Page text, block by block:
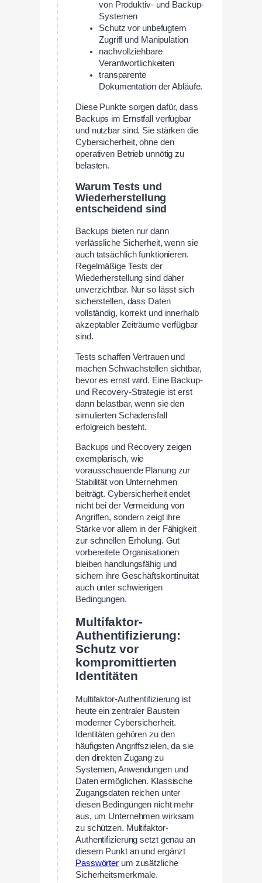
von Produktiv- und Backup-
Systemen
Schutz vor unbefugtem
Zugriff und Manipulation
nachvollziehbare
Verantwortlichkeiten
transparente
Dokumentation der Abläufe.
Diese Punkte sorgen dafür, dass
Backups im Ernstfall verfügbar
und nutzbar sind. Sie stärken die
Cybersicherheit, ohne den
operativen Betrieb unnötig zu
belasten.
Warum Tests und
Wiederherstellung
entscheidend sind
Backups bieten nur dann
verlässliche Sicherheit, wenn sie
auch tatsächlich funktionieren.
Regelmäßige Tests der
Wiederherstellung sind daher
unverzichtbar. Nur so lässt sich
sicherstellen, dass Daten
vollständig, korrekt und innerhalb
akzeptabler Zeiträume verfügbar
sind.
Tests schaffen Vertrauen und
machen Schwachstellen sichtbar,
bevor es ernst wird. Eine Backup-
und Recovery-Strategie ist erst
dann belastbar, wenn sie den
simulierten Schadensfall
erfolgreich besteht.
Backups und Recovery zeigen
exemplarisch, wie
vorausschauende Planung zur
Stabilität von Unternehmen
beiträgt. Cybersicherheit endet
nicht bei der Vermeidung von
Angriffen, sondern zeigt ihre
Stärke vor allem in der Fähigkeit
zur schnellen Erholung. Gut
vorbereitete Organisationen
bleiben handlungsfähig und
sichern ihre Geschäftskontinuität
auch unter schwierigen
Bedingungen.
Multifaktor-
Authentifizierung:
Schutz vor
kompromittierten
Identitäten
Multifaktor-Authentifizierung ist
heute ein zentraler Baustein
moderner Cybersicherheit.
Identitäten gehören zu den
häufigsten Angriffszielen, da sie
den direkten Zugang zu
Systemen, Anwendungen und
Daten ermöglichen. Klassische
Zugangsdaten reichen unter
diesen Bedingungen nicht mehr
aus, um Unternehmen wirksam
zu schützen. Multifaktor-
Authentifizierung setzt genau an
diesem Punkt an und ergänzt
Passwörter um zusätzliche
Sicherheitsmerkmale.